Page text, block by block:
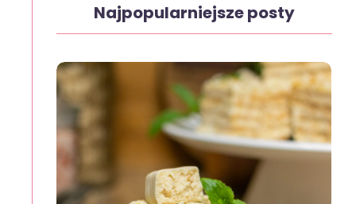
Najpopularniejsze posty